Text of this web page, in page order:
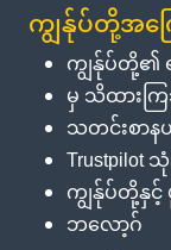
ကျွန်ုပ်တို့အကြ
ကျွန်ုပ်တို့၏
မှ သိထား
သတင်းစာ
Trustpilot
ကျွန်ုပ်တို့နှင့်
ဘလော့ဂ်